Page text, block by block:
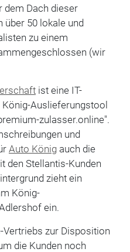
dem Dach dieser
über 50 lokale und
zu einem
(wir
ist eine IT-
Auslieferungstool
zulasser.online".
und
Auto Königauch die
den Stellantis-Kunden
zieht ein
König-
ein.
Vertriebs zur Disposition
die Kunden noch